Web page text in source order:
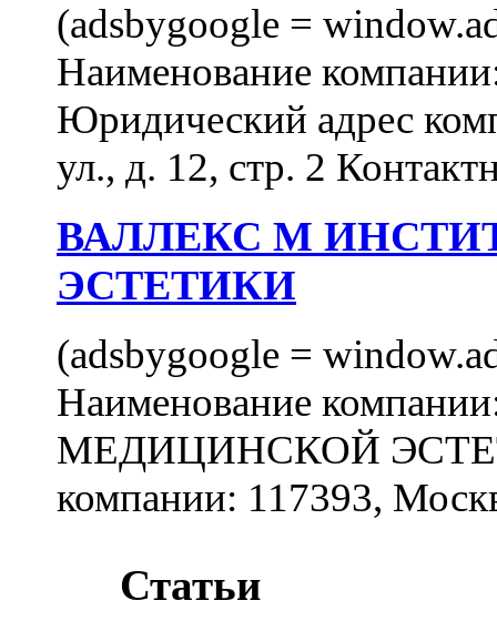
(adsbygoogle =
Наименование
Юридический адрес
ул., д. 12, стр. 2
ВАЛЛЕКС М
ЭСТЕТИКИ
(adsbygoogle =
Наименование
МЕДИЦИНСКОЙ
компании: 117393,
Статьи